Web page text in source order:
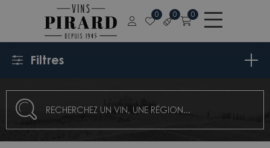
0 0 0
Filtres